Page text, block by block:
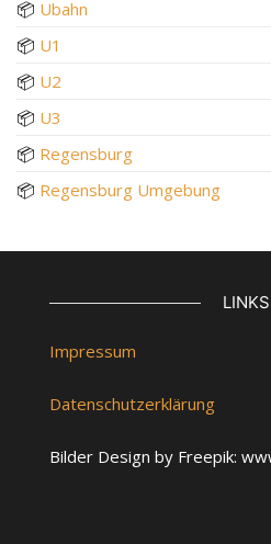
📦 Ubahn
📦 U1
📦 U2
📦 U3
📦 Regensburg
📦 Regensburg Umgebung
LINKS
Impressum
Datenschutzerklärung
Bilder Design by Freepik: